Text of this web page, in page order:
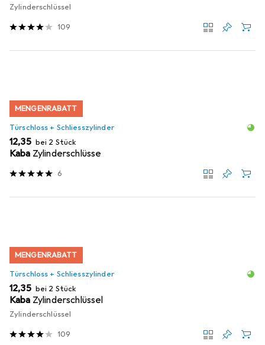
Zylinderschlüssel
109
MENGENRABATT
Türschloss + Schliesszylinder
EUR
12,35 bei 2 Stück
Kaba Zylinderschlüsse
6
MENGENRABATT
Türschloss + Schliesszylinder
EUR
12,35 bei 2 Stück
Kaba Zylinderschlüssel
Zylinderschlüssel
109